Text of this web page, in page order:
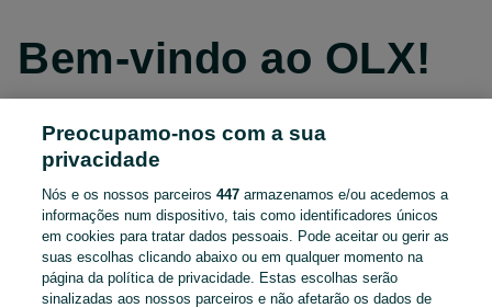
Bem-vindo ao OLX!
Continuar com o Facebook
Continuar com o Apple
Continuar com o Google
Preocupamo-nos com a sua
privacidade
Nós e os nossos parceiros447 armazenamos e/ou acedemos a
informações num dispositivo, tais como identificadores únicos
em cookies para tratar dados pessoais. Pode aceitar ou gerir as
suas escolhas clicando abaixo ou em qualquer momento na
página da política de privacidade. Estas escolhas serão
sinalizadas aos nossos parceiros e não afetarão os dados de